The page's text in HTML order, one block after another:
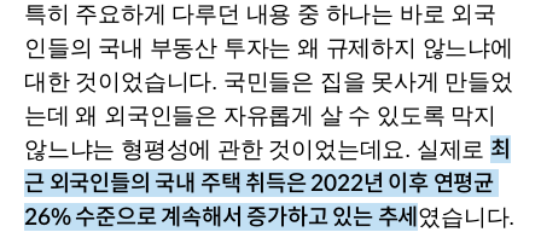
특히 주요하게 다루던 내용 중 하나는 바로 외국
인들의 국내 부동산 투자는 왜 규제하지 않느냐에
대한 것이었습니다. 국민들은 집을 못사게 만들었
는데 왜 외국인들은 자유롭게 살 수 있도록 막지
않느냐는 형평성에 관한 것이었는데요. 실제로 최
근 외국인들의 국내 주택 취득은 2022년 이후 연평균
26% 수준으로 계속해서 증가하고 있는 추세 였습니다.